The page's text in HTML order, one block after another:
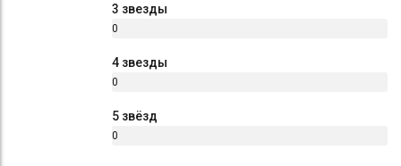
3 звезды
0
4 звезды
0
5 звёзд
0